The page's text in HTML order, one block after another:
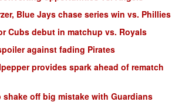
Blue Jays chase series win vs. Phillies
Cubs debut in matchup vs. Royals
against fading Pirates
provides spark ahead of rematch
shake off big mistake with Guardians